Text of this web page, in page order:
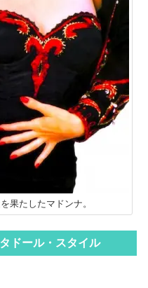
果たしたマドンナ。
ドール・スタイル